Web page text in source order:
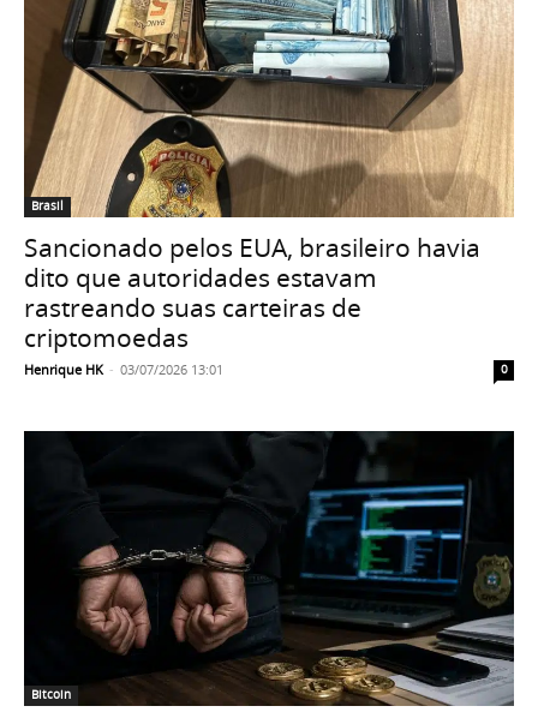
Brasil
Sancionado pelos EUA, brasileiro havia
dito que autoridades estavam
rastreando suas carteiras de
criptomoedas
Henrique HK - 03/07/2026 13:01 0
Bitcoin